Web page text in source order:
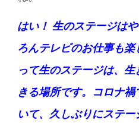
はい！ 生のステージは
ろんテレビのお仕事も
って生のステージは、
きる場所です。コロナ
いて、久しぶりにステ